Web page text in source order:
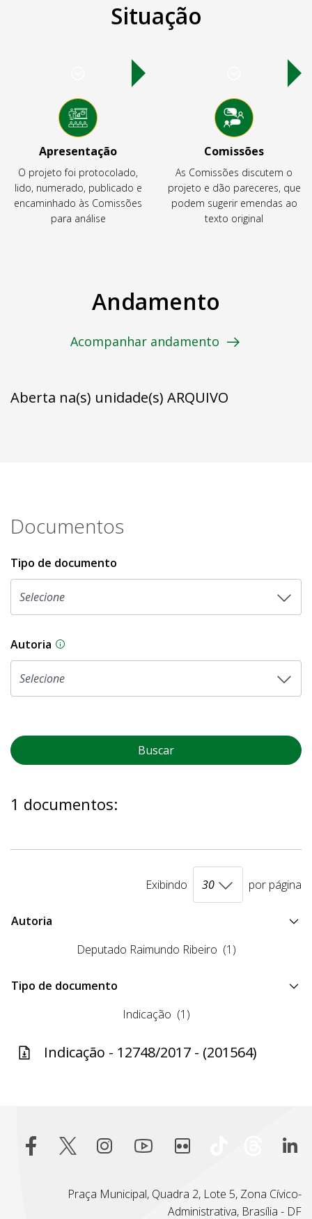
Situação
Apresentação
O projeto foi protocolado,
lido, numerado, publicado e
encaminhado às Comissões
para análise
Comissões
As Comissões discutem o
projeto e dão pareceres, que
podem sugerir emendas ao
texto original
Andamento
Acompanhar andamento
Aberta na(s) unidade(s) ARQUIVO
Documentos
Tipo de documento
Autoria As proposições legislativas na CLDF podem
Buscar
1 documentos:
Exibindo por página
Autoria
Deputado Raimundo Ribeiro (1)
Tipo de documento
Indicação (1)
Indicação - 12748/2017 - (201564)
Praça Municipal, Quadra 2, Lote 5, Zona Cívico-
Administrativa, Brasília - DF